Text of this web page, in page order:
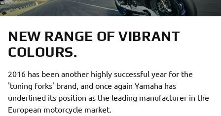
NEW RANGE OF VIBRANT
COLOURS.
2016 has been another highly successful year for the
'tuning forks' brand, and once again Yamaha has
underlined its position as the leading manufacturer in the
European motorcycle market.